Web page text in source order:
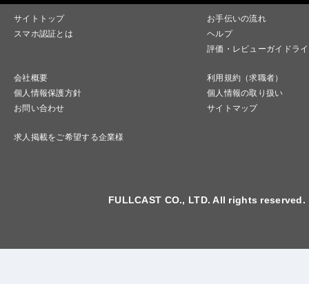
サイトトップ
お手伝いの流れ
スマホ認証とは
ヘルプ
評価・レビューガイドラ
会社概要
利用規約（求職者）
個人情報保護方針
個人情報の取り扱い
お問い合わせ
サイトマップ
求人掲載をご希望する企業様
FULLCAST CO., LTD. All rights reserved.